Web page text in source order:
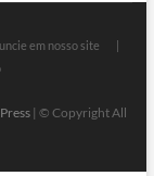
em nosso site
| © Copyright All